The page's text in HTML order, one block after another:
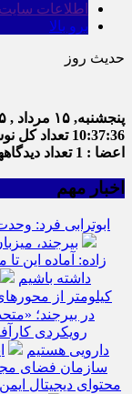
اطلاعات سایت
برو بالا
حدیث روز
پنجشنبه, ۱۵ مرداد , ۱۴۰۵
10:37:36 تعداد کل
اعضا : 1
تعداد
اخبار مهم
ابوترابی فرد:
بیرجند،
زاده: آماده این
داشته باشیم
کیلومتر از
در بیرجند؛
رویکردی
دارویی هستیم
سازمان فضای
محتوای دیجیتال